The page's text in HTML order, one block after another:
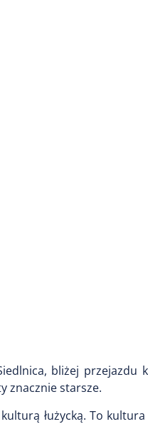
bliżej przejazdu
znacznie starsze.
łużycką. To